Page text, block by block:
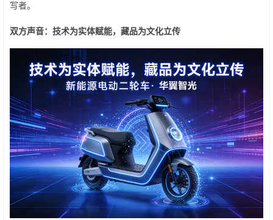
写者。
双方声音：技术为实体赋能，藏品为文化立传